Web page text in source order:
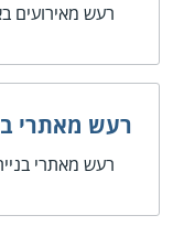
רעש מאירועים
רעש מאתרי
רעש מאתרי